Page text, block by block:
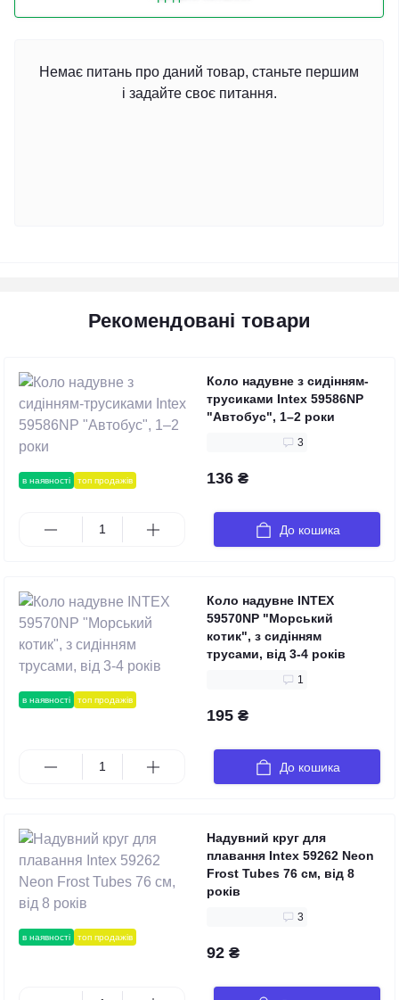
Немає питань про даний товар, станьте першим
і задайте своє питання.
Рекомендовані товари
в наявності топ продажів
Коло надувне з сидінням-
трусиками Intex 59586NP
"Автобус", 1–2 роки
3
136 ₴
До кошика
в наявності топ продажів
Коло надувне INTEX
59570NP "Морський
котик", з сидінням
трусами, від 3-4 років
1
195 ₴
До кошика
в наявності топ продажів
Надувний круг для
плавання Intex 59262 Neon
Frost Tubes 76 см, від 8
років
3
92 ₴